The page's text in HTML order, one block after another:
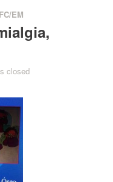
EM
closed